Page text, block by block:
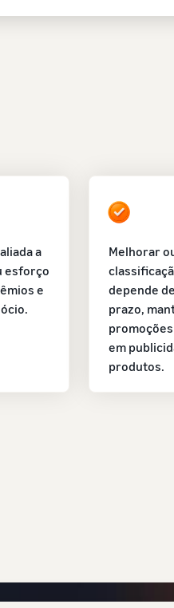
a
esforço
e
Melhorar
depende
prazo,
em
produtos.